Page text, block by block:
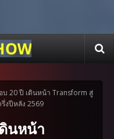
บ 20 ปี เดินหน้า Transform สู่
งปีหลัง 2569
นหน้า